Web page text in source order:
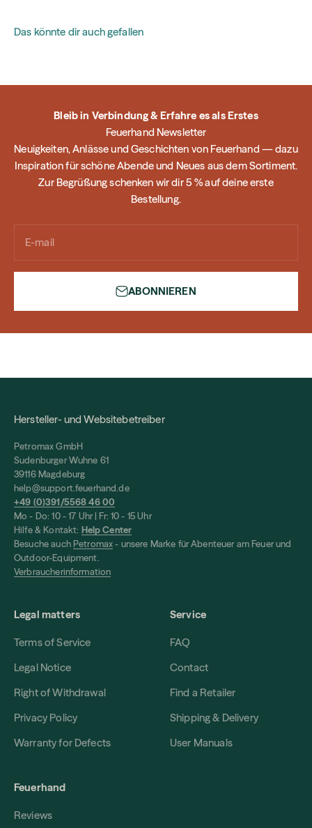
Das könnte dir auch gefallen
Bleib in Verbindung & Erfahre es als Erstes
Feuerhand Newsletter
Neuigkeiten, Anlässe und Geschichten von Feuerhand — dazu
Inspiration für schöne Abende und Neues aus dem Sortiment.
Zur Begrüßung schenken wir dir 5 % auf deine erste
Bestellung.
E-mail
ABONNIEREN
Hersteller- und Websitebetreiber
Petromax GmbH
Sudenburger Wuhne 61
39116 Magdeburg
help@support.feuerhand.de
+49 (0)391/5568 46 00
Mo - Do: 10 - 17 Uhr | Fr: 10 - 15 Uhr
Hilfe & Kontakt: Help Center
Besuche auch Petromax- unsere Marke für Abenteuer am Feuer und
Outdoor-Equipment.
Verbraucherinformation
Legal matters
Terms of Service
Legal Notice
Right of Withdrawal
Privacy Policy
Warranty for Defects
Service
FAQ
Contact
Find a Retailer
Shipping & Delivery
User Manuals
Feuerhand
Reviews